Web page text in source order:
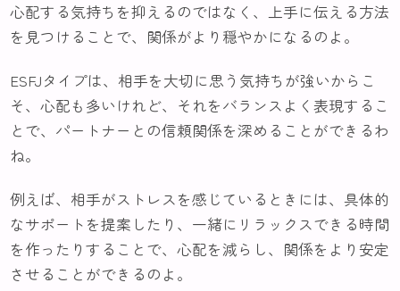
心配する気持ちを抑えるのではなく、上手に伝える方法
を見つけることで、関係がより穏やかになるのよ。
ESFJタイプは、相手を大切に思う気持ちが強いからこ
そ、心配も多いけれど、それをバランスよく表現するこ
とで、パートナーとの信頼関係を深めることができるわ
ね。
例えば、相手がストレスを感じているときには、具体的
なサポートを提案したり、一緒にリラックスできる時間
を作ったりすることで、心配を減らし、関係をより安定
させることができるのよ。